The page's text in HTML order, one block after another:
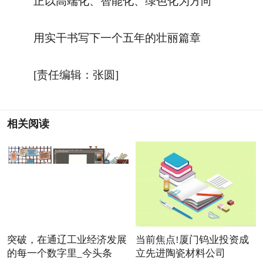
用实干书写下一个五年的壮丽篇章
[责任编辑：张圆]
相关阅读
突破，在通辽工业经济发展
的每一个数字里_今头条
当前焦点!厦门钨业投资成
立先进陶瓷材料公司